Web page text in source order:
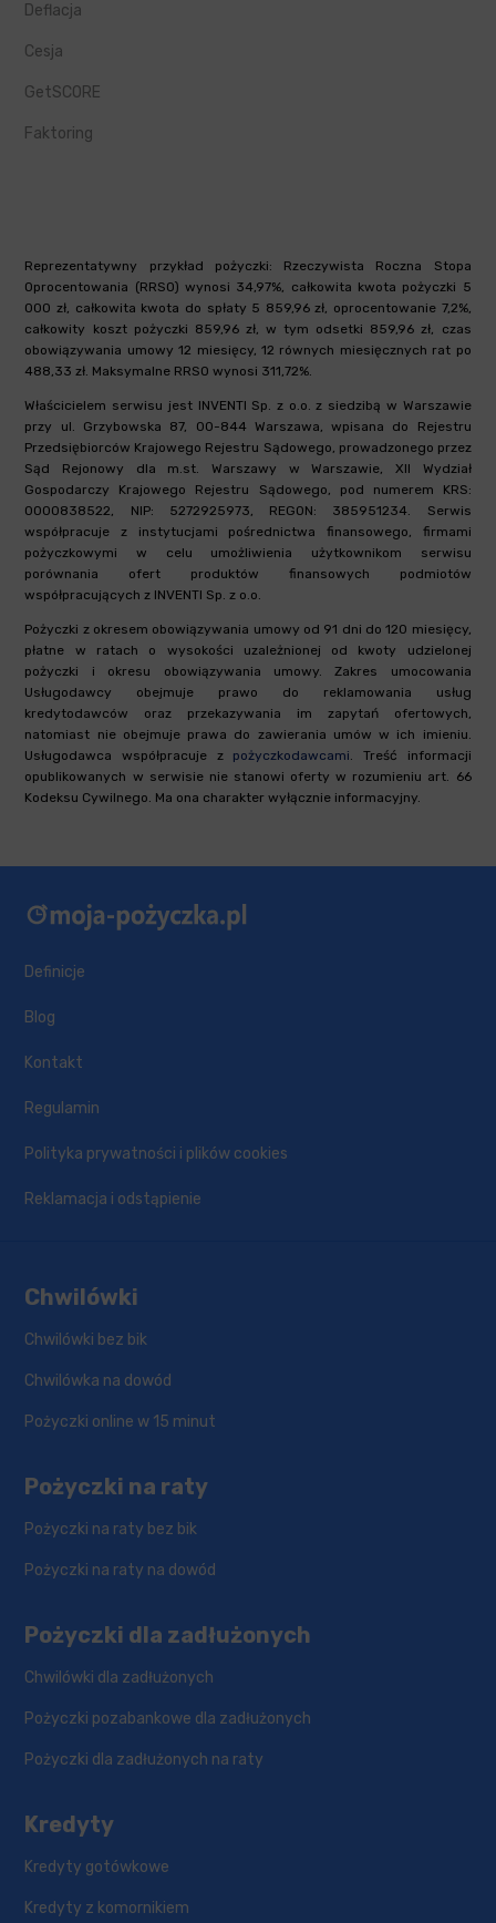
Deflacja
Cesja
GetSCORE
Faktoring
Reprezentatywny przykład pożyczki: Rzeczywista Roczna Stopa
Oprocentowania (RRSO) wynosi 34,97%, całkowita kwota pożyczki 5
000 zł, całkowita kwota do spłaty 5 859,96 zł, oprocentowanie 7,2%,
całkowity koszt pożyczki 859,96 zł, w tym odsetki 859,96 zł, czas
obowiązywania umowy 12 miesięcy, 12 równych miesięcznych rat po
488,33 zł. Maksymalne RRSO wynosi 311,72%.
Właścicielem serwisu jest INVENTI Sp. z o.o. z siedzibą w Warszawie
przy ul. Grzybowska 87, 00-844 Warszawa, wpisana do Rejestru
Przedsiębiorców Krajowego Rejestru Sądowego, prowadzonego przez
Sąd Rejonowy dla m.st. Warszawy w Warszawie, XII Wydział
Gospodarczy Krajowego Rejestru Sądowego, pod numerem KRS:
0000838522, NIP: 5272925973, REGON: 385951234. Serwis
współpracuje z instytucjami pośrednictwa finansowego, firmami
pożyczkowymi w celu umożliwienia użytkownikom serwisu
porównania ofert produktów finansowych podmiotów
współpracujących z INVENTI Sp. z o.o.
Pożyczki z okresem obowiązywania umowy od 91 dni do 120 miesięcy,
płatne w ratach o wysokości uzależnionej od kwoty udzielonej
pożyczki i okresu obowiązywania umowy. Zakres umocowania
Usługodawcy obejmuje prawo do reklamowania usług
kredytodawców oraz przekazywania im zapytań ofertowych,
natomiast nie obejmuje prawa do zawierania umów w ich imieniu.
Usługodawca współpracuje z pożyczkodawcami. Treść informacji
opublikowanych w serwisie nie stanowi oferty w rozumieniu art. 66
Kodeksu Cywilnego. Ma ona charakter wyłącznie informacyjny.
Definicje
Blog
Kontakt
Regulamin
Polityka prywatności i plików cookies
Reklamacja i odstąpienie
Chwilówki
Chwilówki bez bik
Chwilówka na dowód
Pożyczki online w 15 minut
Pożyczki na raty
Pożyczki na raty bez bik
Pożyczki na raty na dowód
Pożyczki dla zadłużonych
Chwilówki dla zadłużonych
Pożyczki pozabankowe dla zadłużonych
Pożyczki dla zadłużonych na raty
Kredyty
Kredyty gotówkowe
Kredyty z komornikiem